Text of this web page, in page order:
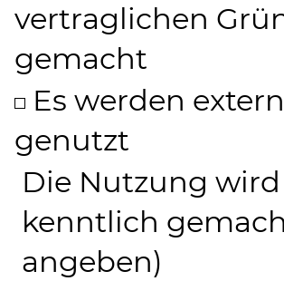
vertraglichen
gemacht
Es werden
genutzt
Die Nutzung
kenntlich
angeben)